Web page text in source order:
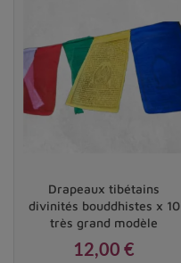
Drapeaux tibétains
divinités bouddhistes x 10
très grand modèle
12,00 €